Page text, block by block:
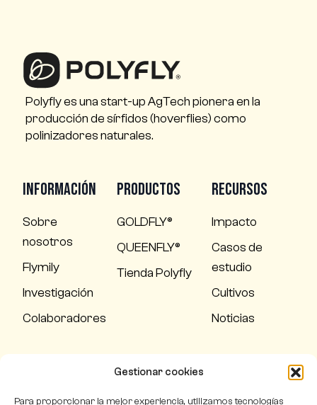
Gestionar cookies
Para proporcionar la mejor experiencia, utilizamos tecnologías
Polyfly es una start-up AgTech pionera en la
producción de sírfidos (hoverflies) como
polinizadores naturales.
Información
Sobre
nosotros
Flymily
Investigación
Colaboradores
Productos
GOLDFLY®
QUEENFLY®
Tienda Polyfly
Recursos
Impacto
Casos de
estudio
Cultivos
Noticias
Política de calidad